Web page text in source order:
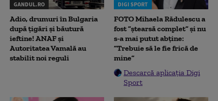
GANDUL.RO
Adio, drumuri în Bulgaria
după țigări și băutură
ieftine! ANAF și
Autoritatea Vamală au
stabilit noi reguli
DIGI SPORT
FOTO Mihaela Rădulescu a
fost ”ștearsă complet” și nu
s-a mai putut abține:
”Trebuie să le fie frică de
mine”
Descarcă aplicația Digi
Sport